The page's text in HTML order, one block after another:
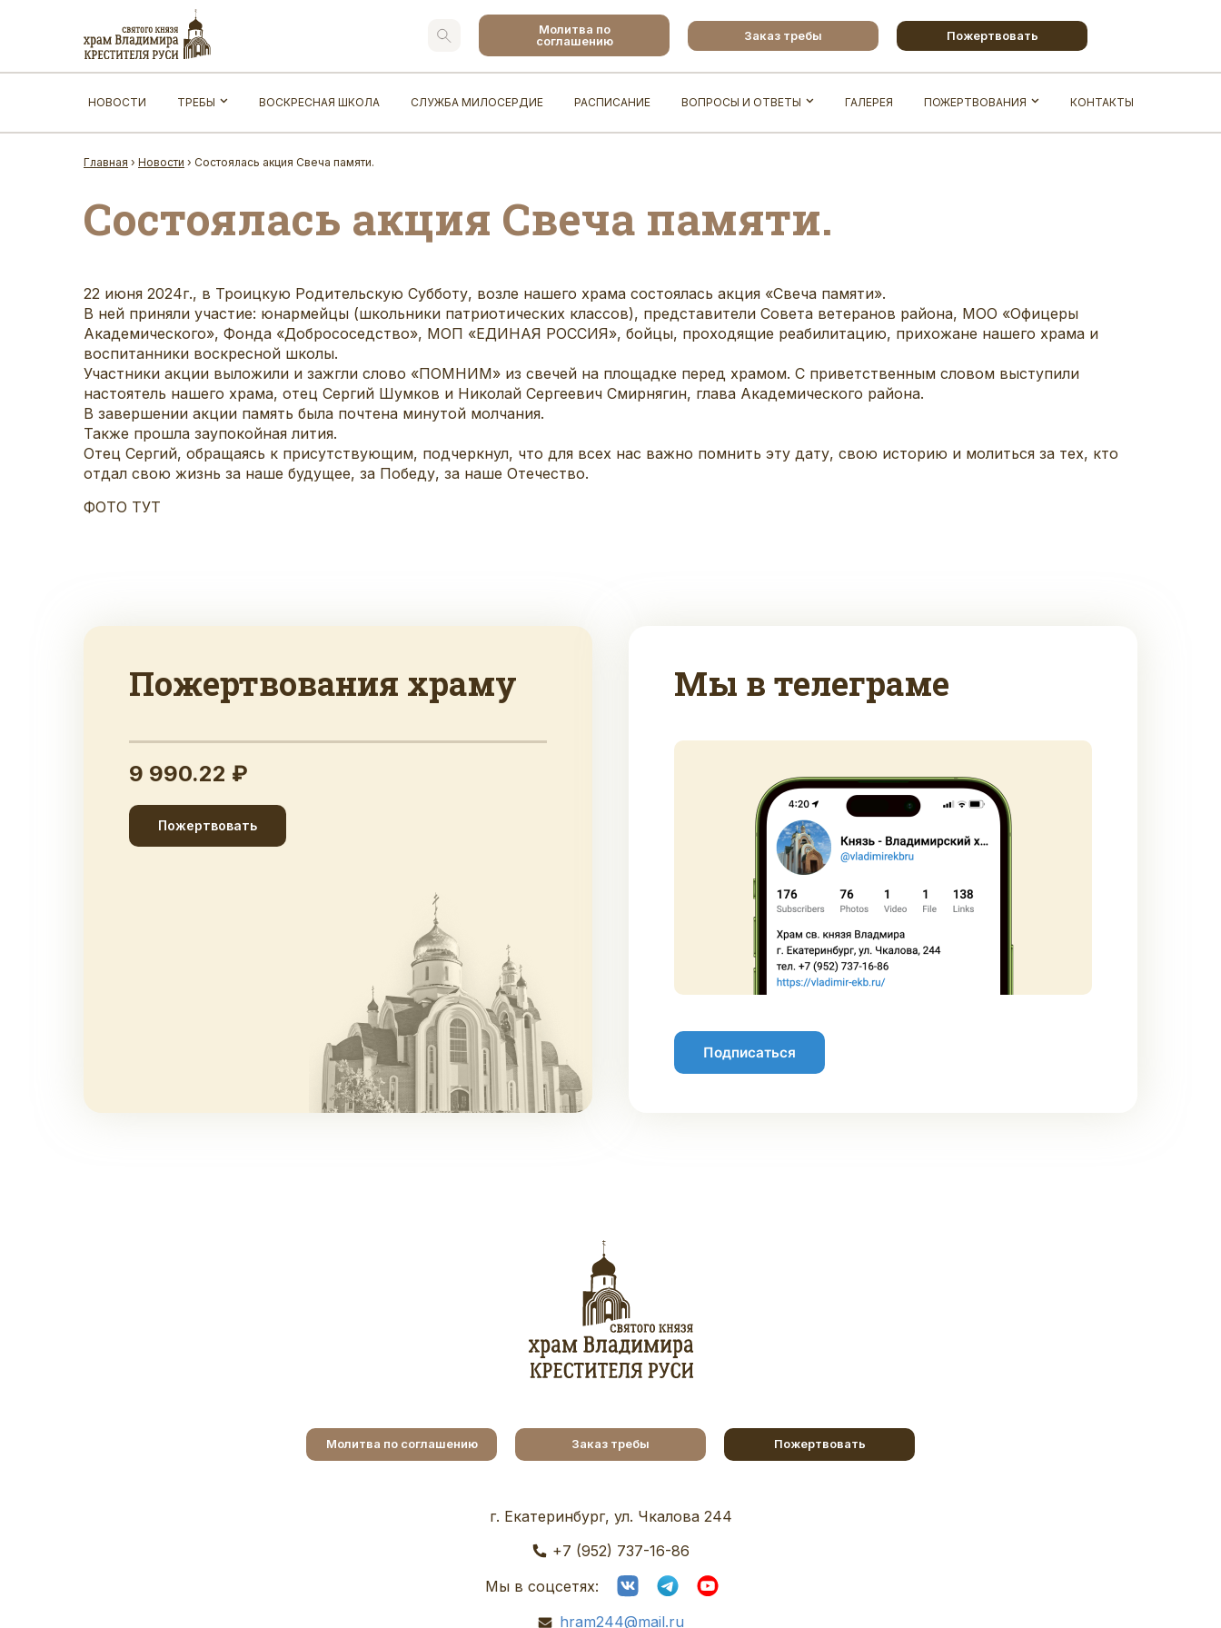
Молитва по
соглашению
Заказ требы Пожертвовать
НОВОСТИ ТРЕБЫ ВОСКРЕСНАЯ ШКОЛА СЛУЖБА МИЛОСЕРДИЕ РАСПИСАНИЕ ВОПРОСЫ И ОТВЕТЫ ГАЛЕРЕЯ ПОЖЕРТВОВАНИЯ КОНТАКТЫ
Главная › Новости › Состоялась акция Свеча памяти.
Состоялась акция Свеча памяти.
22 июня 2024г., в Троицкую Родительскую Субботу, возле нашего храма состоялась акция «Свеча памяти».
В ней приняли участие: юнармейцы (школьники патриотических классов), представители Совета ветеранов района, МОО «Офицеры
Академического», Фонда «Добрососедство», МОП «ЕДИНАЯ РОССИЯ», бойцы, проходящие реабилитацию, прихожане нашего храма и
воспитанники воскресной школы.
Участники акции выложили и зажгли слово «ПОМНИМ» из свечей на площадке перед храмом. С приветственным словом выступили
настоятель нашего храма, отец Сергий Шумков и Николай Сергеевич Смирнягин, глава Академического района.
В завершении акции память была почтена минутой молчания.
Также прошла заупокойная лития.
Отец Сергий, обращаясь к присутствующим, подчеркнул, что для всех нас важно помнить эту дату, свою историю и молиться за тех, кто
отдал свою жизнь за наше будущее, за Победу, за наше Отечество.
ФОТО ТУТ
Пожертвования храму
9 990.22 ₽
Пожертвовать
Мы в телеграме
Подписаться
Молитва по соглашению Заказ требы Пожертвовать
г. Екатеринбург, ул. Чкалова 244
+7 (952) 737-16-86
Мы в соцсетях:
hram244@mail.ru